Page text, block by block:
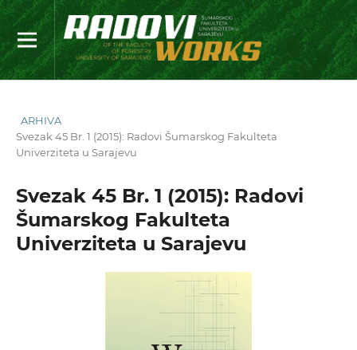
ARHIVA
Svezak 45 Br. 1 (2015): Radovi Šumarskog Fakulteta
Univerziteta u Sarajevu
Svezak 45 Br. 1 (2015): Radovi
Šumarskog Fakulteta
Univerziteta u Sarajevu